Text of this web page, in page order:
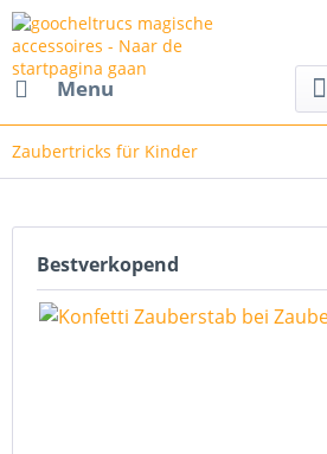
Menu
Zaubertricks für Kinder
magische accessoires
Bestverkopend